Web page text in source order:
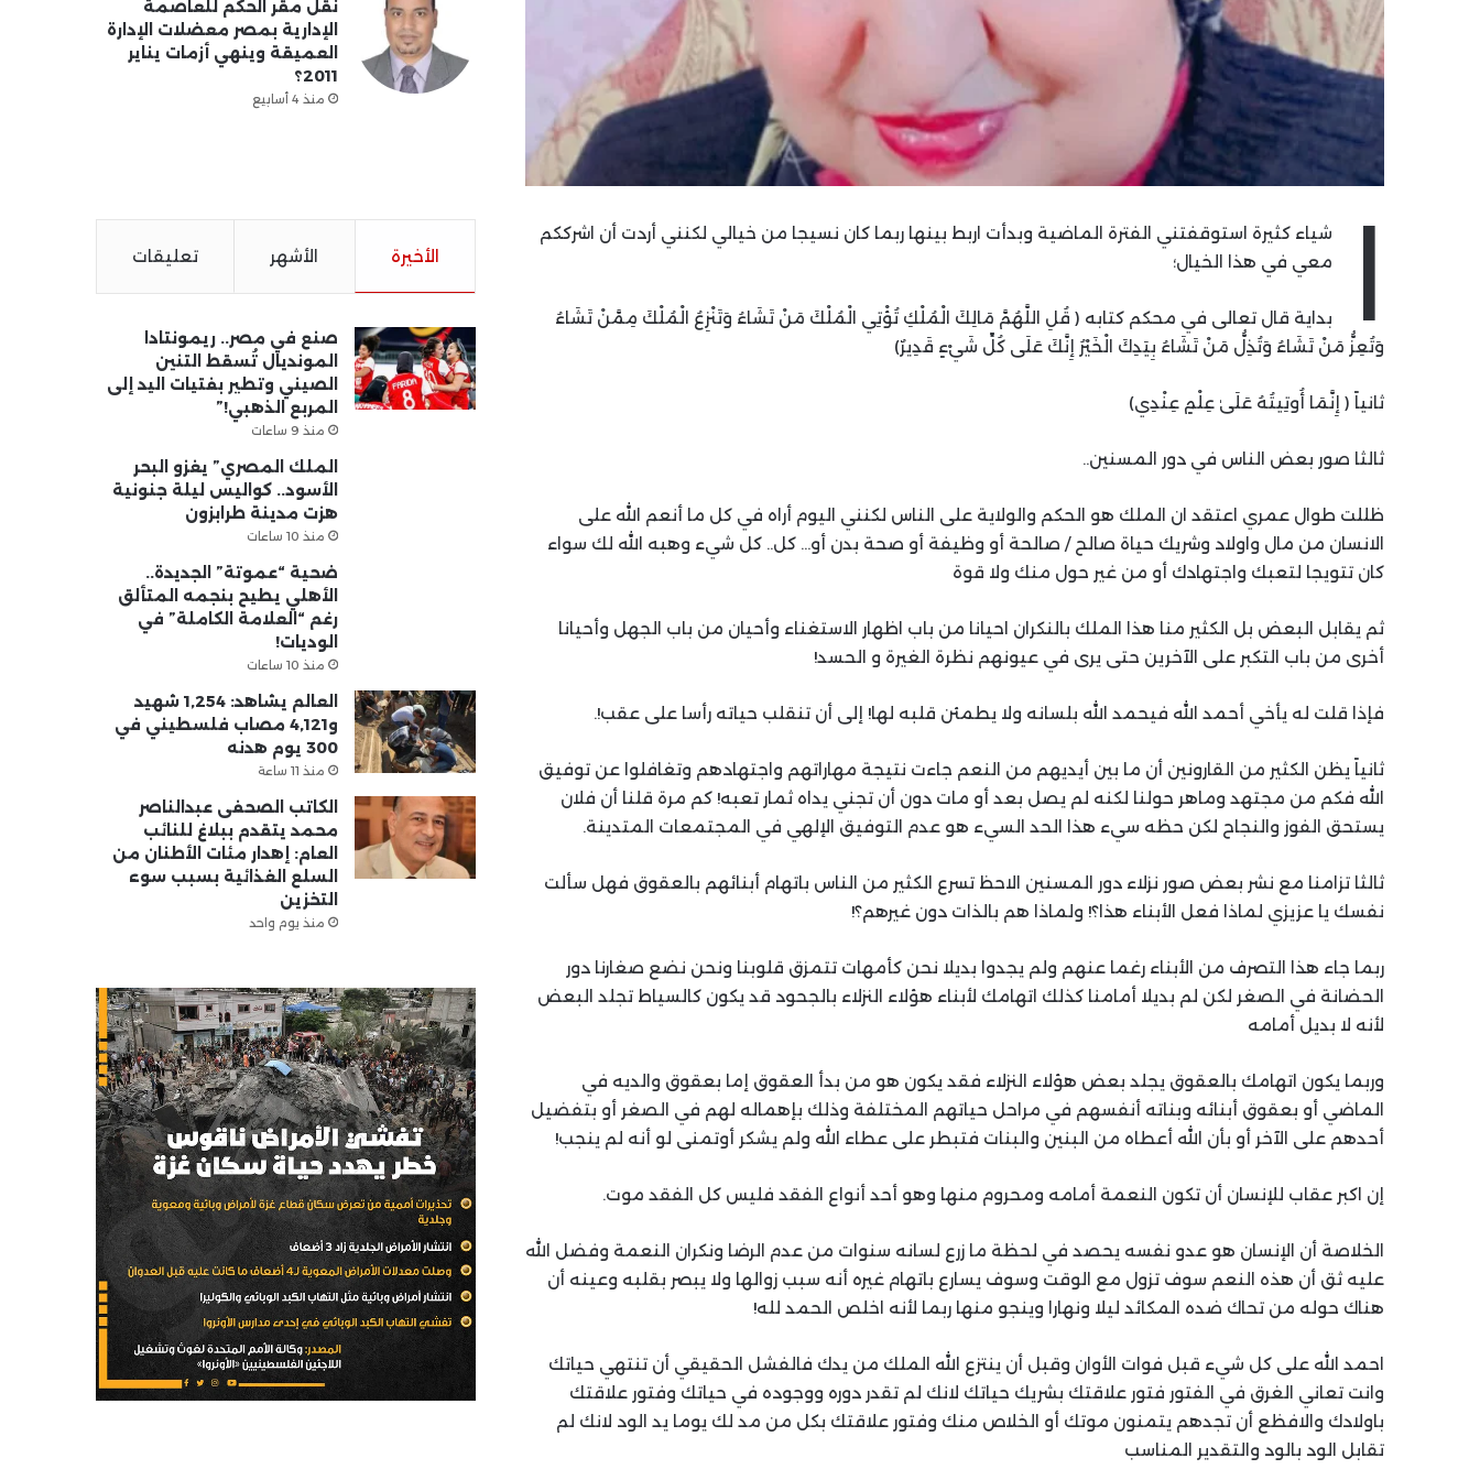
شياء كثيرة استوقفتني الفترة الماضية وبدأت اربط بينها ربما كان نسيجا من خيالي لكنني أردت أن اشرككم
معي في هذا الخيال؛
بداية قال تعالى في محكم كتابه ( قُلِ اللَّهُمَّ مَالِكَ الْمُلْكِ تُؤْتِي الْمُلْكَ مَنْ تَشَاءُ وَتَنْزِعُ الْمُلْكَ مِمَّنْ تَشَاءُ
وَتُعِزُّ مَنْ تَشَاءُ وَتُذِلُّ مَنْ تَشَاءُ بِيَدِكَ الْخَيْرُ إِنَّكَ عَلَى كُلِّ شَيْءٍ قَدِيرٌ)
ثانياً ( إِنَّمَا أُوتِيتُهُ عَلَىٰ عِلْمٍ عِنْدِي)
ثالثا صور بعض الناس في دور المسنين..
ظللت طوال عمري اعتقد ان الملك هو الحكم والولاية على الناس لكنني اليوم أراه في كل ما أنعم الله على
الانسان من مال واولاد وشريك حياة صالح / صالحة أو وظيفة أو صحة بدن أو… كل.. كل شيء وهبه الله لك سواء
كان تتويجا لتعبك واجتهادك أو من غير حول منك ولا قوة
ثم يقابل البعض بل الكثير منا هذا الملك بالنكران احيانا من باب اظهار الاستغناء وأحيان من باب الجهل وأحيانا
أخرى من باب التكبر على الآخرين حتى يرى في عيونهم نظرة الغيرة و الحسد!
فإذا قلت له يأخي أحمد الله فيحمد الله بلسانه ولا يطمئن قلبه لها! إلى أن تنقلب حياته رأسا على عقب!.
ثانياً يظن الكثير من القارونين أن ما بين أيديهم من النعم جاءت نتيجة مهاراتهم واجتهادهم وتغافلوا عن توفيق
الله فكم من مجتهد وماهر حولنا لكنه لم يصل بعد أو مات دون أن تجني يداه ثمار تعبه! كم مرة قلنا أن فلان
يستحق الفوز والنجاح لكن حظه سيء هذا الحد السيء هو عدم التوفيق الإلهي في المجتمعات المتدينة.
ثالثا تزامنا مع نشر بعض صور نزلاء دور المسنين الاحظ تسرع الكثير من الناس باتهام أبنائهم بالعقوق فهل سألت
نفسك يا عزيزي لماذا فعل الأبناء هذا؟! ولماذا هم بالذات دون غيرهم؟!
ربما جاء هذا التصرف من الأبناء رغما عنهم ولم يجدوا بديلا نحن كأمهات تتمزق قلوبنا ونحن نضع صغارنا دور
الحضانة في الصغر لكن لم بديلا أمامنا كذلك اتهامك لأبناء هؤلاء النزلاء بالجحود قد يكون كالسياط تجلد البعض
لأنه لا بديل أمامه
وربما يكون اتهامك بالعقوق يجلد بعض هؤلاء النزلاء فقد يكون هو من بدأ العقوق إما بعقوق والديه في
الماضي أو بعقوق أبنائه وبناته أنفسهم في مراحل حياتهم المختلفة وذلك بإهماله لهم في الصغر أو بتفضيل
أحدهم على الآخر أو بأن الله أعطاه من البنين والبنات فتبطر على عطاء الله ولم يشكر أوتمنى لو أنه لم ينجب!
إن اكبر عقاب للإنسان أن تكون النعمة أمامه ومحروم منها وهو أحد أنواع الفقد فليس كل الفقد موت.
الخلاصة أن الإنسان هو عدو نفسه يحصد في لحظة ما زرع لسانه سنوات من عدم الرضا ونكران النعمة وفضل الله
عليه ثق أن هذه النعم سوف تزول مع الوقت وسوف يسارع باتهام غيره أنه سبب زوالها ولا يبصر بقلبه وعينه أن
هناك حوله من تحاك ضده المكائد ليلا ونهارا وينجو منها ربما لأنه اخلص الحمد لله!
احمد الله على كل شيء قبل فوات الأوان وقبل أن ينتزع الله الملك من يدك فالفشل الحقيقي أن تنتهي حياتك
وانت تعاني الغرق في الفتور فتور علاقتك بشريك حياتك لانك لم تقدر دوره ووجوده في حياتك وفتور علاقتك
باولادك والافظع أن تجدهم يتمنون موتك أو الخلاص منك وفتور علاقتك بكل من مد لك يوما يد الود لانك لم
تقابل الود بالود والتقدير المناسب
نقل مقر الحكم للعاصمة
الإدارية بمصر معضلات الإدارة
العميقة وينهي أزمات يناير
2011؟
منذ 4 أسابيع
الأخيرة الأشهر تعليقات
صنع في مصر.. ريمونتادا
المونديال تُسقط التنين
الصيني وتطير بفتيات اليد إلى
المربع الذهبي!”
منذ 9 ساعات
الملك المصري” يغزو البحر
الأسود.. كواليس ليلة جنونية
هزت مدينة طرابزون
منذ 10 ساعات
ضحية “عموتة” الجديدة..
الأهلي يطيح بنجمه المتألق
رغم “العلامة الكاملة” في
الوديات!
منذ 10 ساعات
العالم يشاهد: 1,254 شهيد
و4,121 مصاب فلسطيني في
300 يوم هدنه
منذ 11 ساعة
الكاتب الصحفى عبدالناصر
محمد يتقدم ببلاغ للنائب
العام: إهدار مئات الأطنان من
السلع الغذائية بسبب سوء
التخزين
منذ يوم واحد